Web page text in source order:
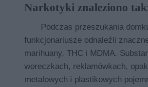
Narkotyki znaleziono
Podczas przeszukania
funkcjonariusze odnaleźli
marihuany, THC i MDMA.
woreczkach, reklamówkach,
metalowych i plastikowych